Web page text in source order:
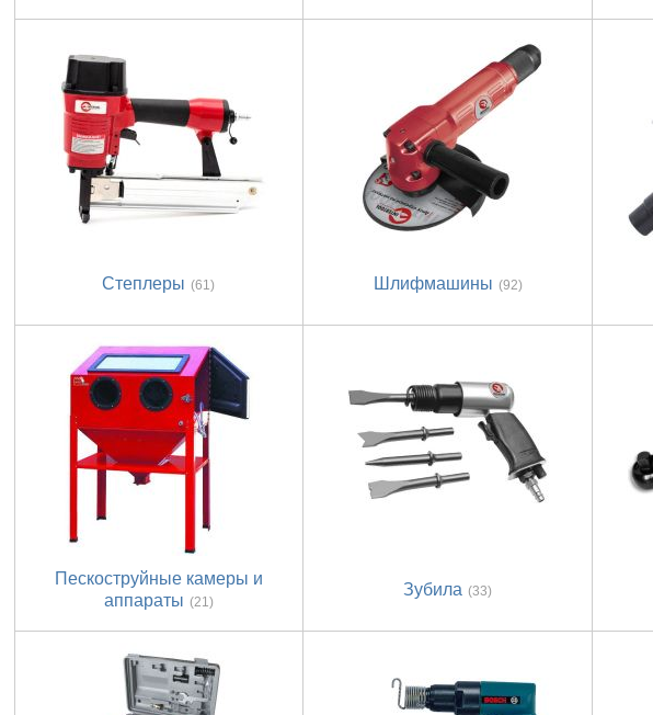
Степлеры (61) Шлифмашины (92)
Пескоструйные камеры и
аппараты (21)
Зубила (33)